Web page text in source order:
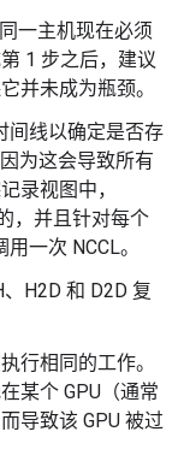
一主机现在必须
1 步之后，建议
并未成为瓶颈。
间线以确定是否存
为这会导致所有
录视图中，
，并且针对每个
一次 NCCL。
H2D 和 D2D 复
行相同的工作。
某个 GPU（通常
导致该 GPU 被过